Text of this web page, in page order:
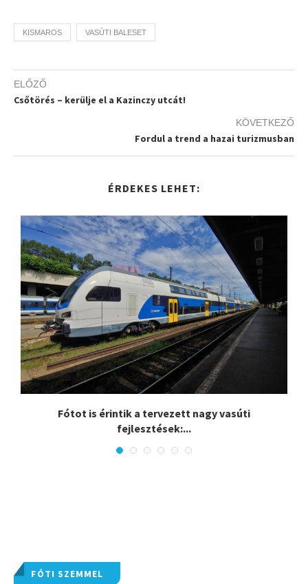
KISMAROS VASÚTI BALESET
ELŐZŐ
Csőtörés – kerülje el a Kazinczy utcát!
KÖVETKEZŐ
Fordul a trend a hazai turizmusban
ÉRDEKES LEHET:
Fótot is érintik a tervezett nagy vasúti
fejlesztések:...
FÓTI SZEMMEL